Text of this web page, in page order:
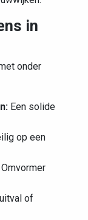
in
onder
Een solide
op een
Omvormer
of